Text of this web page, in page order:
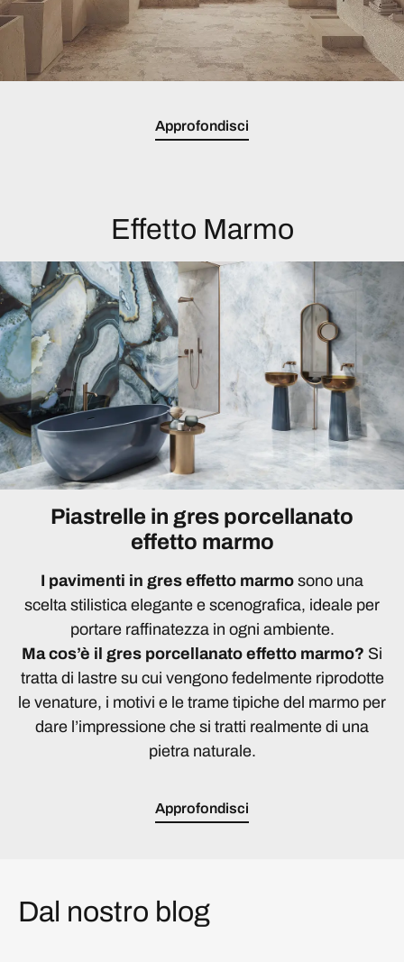
Approfondisci
Effetto Marmo
Piastrelle in gres porcellanato
effetto marmo
I pavimenti in gres effetto marmo sono una
scelta stilistica elegante e scenografica, ideale per
portare raffinatezza in ogni ambiente.
Ma cos’è il gres porcellanato effetto marmo? Si
tratta di lastre su cui vengono fedelmente riprodotte
le venature, i motivi e le trame tipiche del marmo per
dare l’impressione che si tratti realmente di una
pietra naturale.
Approfondisci
Dal nostro blog